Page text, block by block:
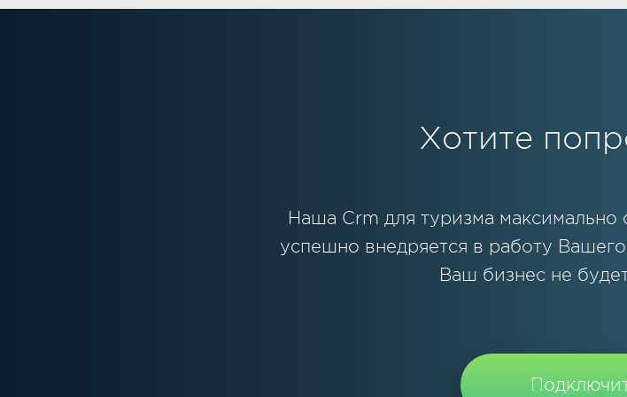
Хотите
Наша Crm для туризма максимально
успешно внедряется в работу Вашего
Ваш бизнес не